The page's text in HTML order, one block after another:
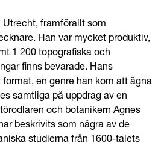
framförallt som
Han var mycket produktiv,
1 200 topografiska och
finns bevarade. Hans
en genre han kom att ägna
samtliga på uppdrag av en
och botanikern Agnes
beskrivits som några av de
studierna från 1600-talets